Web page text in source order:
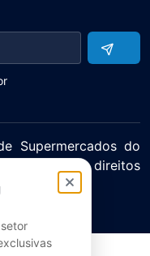
Supermercados do
os direitos
de Uso